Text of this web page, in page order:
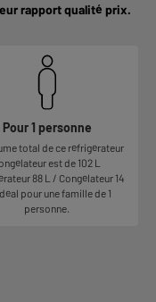
rapport qualité prix.
Pour 1 personne
total de ce réfrigérateur
est de 102 L
88 L / Congélateur 14
pour une famille de 1
personne.